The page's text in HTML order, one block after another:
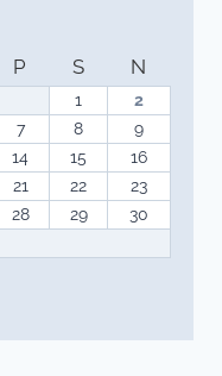
P S N
1
2
7 8
9
14 15
16
21 22
23
28 29
30